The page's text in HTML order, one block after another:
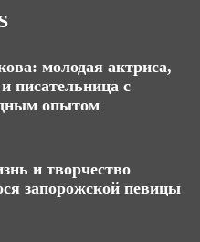
молодая актриса,
писательница с
опытом
и творчество
запорожской певицы